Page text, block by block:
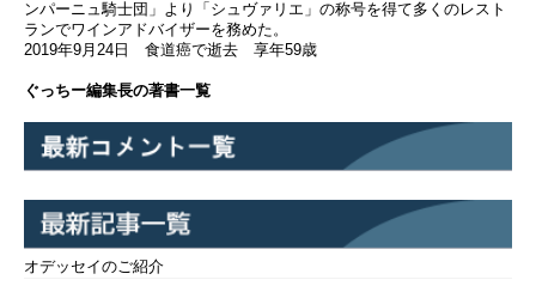
ンパーニュ騎士団」より「シュヴァリエ」の称号を得て多くのレスト
ランでワインアドバイザーを務めた。
2019年9月24日 食道癌で逝去 享年59歳
ぐっちー編集長の著書一覧
オデッセイのご紹介